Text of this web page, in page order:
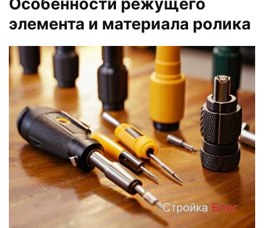
Особенности режущего
элемента и материала ролика